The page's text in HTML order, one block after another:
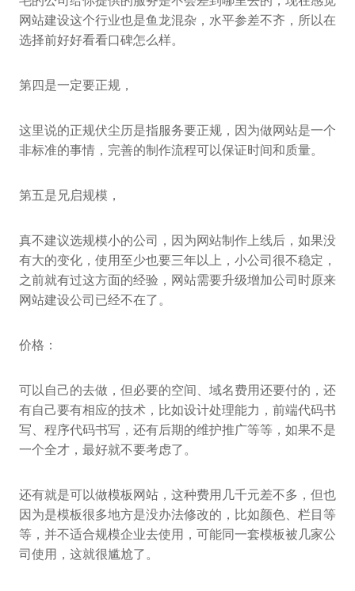
网站建设这个行业也是鱼龙混杂，水平参差不齐，所以在
选择前好好看看口碑怎么样。
第四是一定要正规，
这里说的正规伏尘历是指服务要正规，因为做网站是一个
非标准的事情，完善的制作流程可以保证时间和质量。
第五是兄启规模，
真不建议选规模小的公司，因为网站制作上线后，如果没
有大的变化，使用至少也要三年以上，小公司很不稳定，
之前就有过这方面的经验，网站需要升级增加公司时原来
网站建设公司已经不在了。
价格：
可以自己的去做，但必要的空间、域名费用还要付的，还
有自己要有相应的技术，比如设计处理能力，前端代码书
写、程序代码书写，还有后期的维护推广等等，如果不是
一个全才，最好就不要考虑了。
还有就是可以做模板网站，这种费用几千元差不多，但也
因为是模板很多地方是没办法修改的，比如颜色、栏目等
等，并不适合规模企业去使用，可能同一套模板被几家公
司使用，这就很尴尬了。